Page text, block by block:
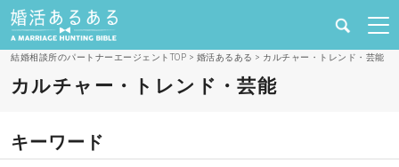
結婚相談所のパートナーエージェントTOP > 婚活あるある > カルチャー・トレンド・芸能
カルチャー・トレンド・芸能
キーワード